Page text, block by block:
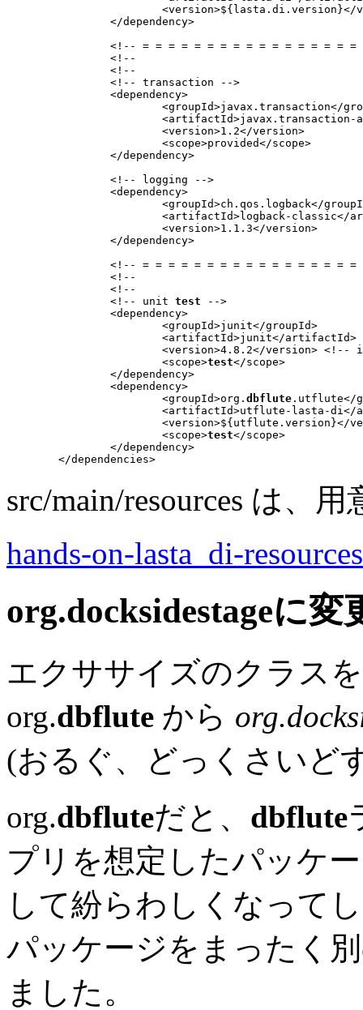
		<!-- unit
test -->
<version>4.8.2</version> <!--
			<scope>
test</scope>
			<groupId>org.
dbflute .utflute</
			<scope>
test</scope>
src/main/resources は、
hands-on-lasta_di-
org.docksidestageに変
エクササイズのクラス
org.dbflute から
(おるぐ、どっくさいど
org.dbfluteだと、 dbflute
プリを想定したパッケ
して紛らわしくなって
パッケージをまったく
ました。